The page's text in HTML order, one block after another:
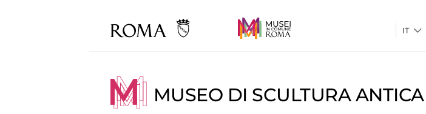
MUSEO DI SCULTURA